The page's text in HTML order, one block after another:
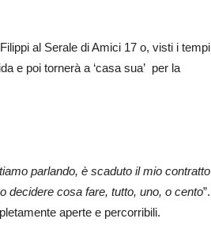
al Serale di Amici 17 o, visti i tempi
e poi tornerà a ‘casa sua’ per la
parlando, è scaduto il mio contratto
decidere cosa fare, tutto, uno, o cento”.
aperte e percorribili.